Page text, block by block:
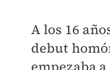
A los 16
debut
empezaba